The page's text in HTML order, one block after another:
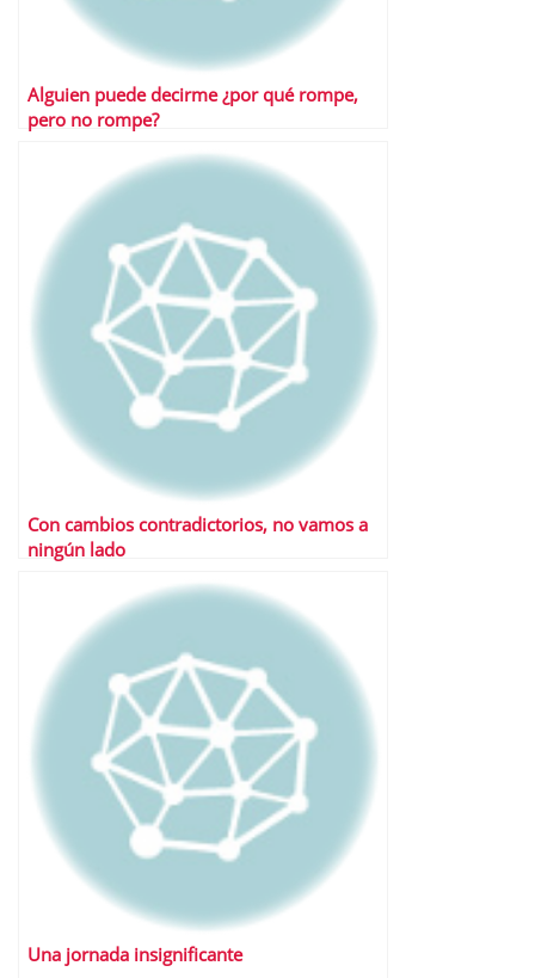
Alguien puede decirme ¿por qué rompe,
pero no rompe?
Con cambios contradictorios, no vamos a
ningún lado
Una jornada insignificante